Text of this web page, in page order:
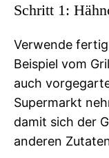
Schritt 1:
Verwende
Beispiel vom
auch
Supermarkt
damit sich der
anderen